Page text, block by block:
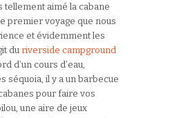
tellement aimé la cabane
premier voyage que nous
et évidemment les
du riverside campground
d’un cours d’eau,
séquoia, il y a un barbecue
pour faire vos
une aire de jeux